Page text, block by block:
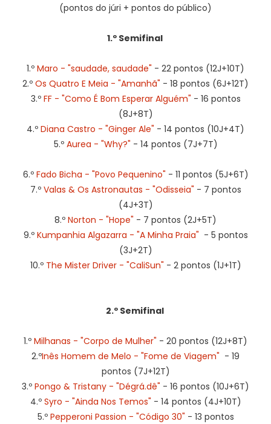
(pontos do júri + pontos do público)
1.º Semifinal
1.º Maro - "saudade, saudade" - 22 pontos (12J+10T)
2.º Os Quatro E Meia - "Amanhã" - 18 pontos (6J+12T)
3.º FF - "Como É Bom Esperar Alguém" - 16 pontos
(8J+8T)
4.º Diana Castro - "Ginger Ale" - 14 pontos (10J+4T)
5.º Aurea - "Why?" - 14 pontos (7J+7T)
6.º Fado Bicha - "Povo Pequenino" - 11 pontos (5J+6T)
7.º Valas & Os Astronautas - "Odisseia" - 7 pontos
(4J+3T)
8.º Norton - "Hope" - 7 pontos (2J+5T)
9.º Kumpanhia Algazarra - "A Minha Praia" - 5 pontos
(3J+2T)
10.º The Mister Driver - "CaliSun" - 2 pontos (1J+1T)
2.º Semifinal
1.º Milhanas - "Corpo de Mulher" - 20 pontos (12J+8T)
2.ºInês Homem de Melo - "Fome de Viagem" - 19
pontos (7J+12T)
3.º Pongo & Tristany - "Dégrá.dê" - 16 pontos (10J+6T)
4.º Syro - "Ainda Nos Temos" - 14 pontos (4J+10T)
5.º Pepperoni Passion - "Código 30" - 13 pontos